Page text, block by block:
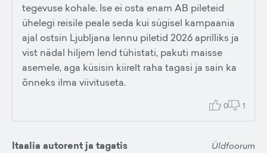
tegevuse kohale. Ise ei osta enam AB pileteid
ühelegi reisile peale seda kui sügisel kampaania
ajal ostsin Ljubljana lennu piletid 2026 aprilliks ja
vist nädal hiljem lend tühistati, pakuti maisse
asemele, aga küsisin kiirelt raha tagasi ja sain ka
õnneks ilma viivituseta.
0 1
Itaalia autorent ja tagatis Üldfoorum